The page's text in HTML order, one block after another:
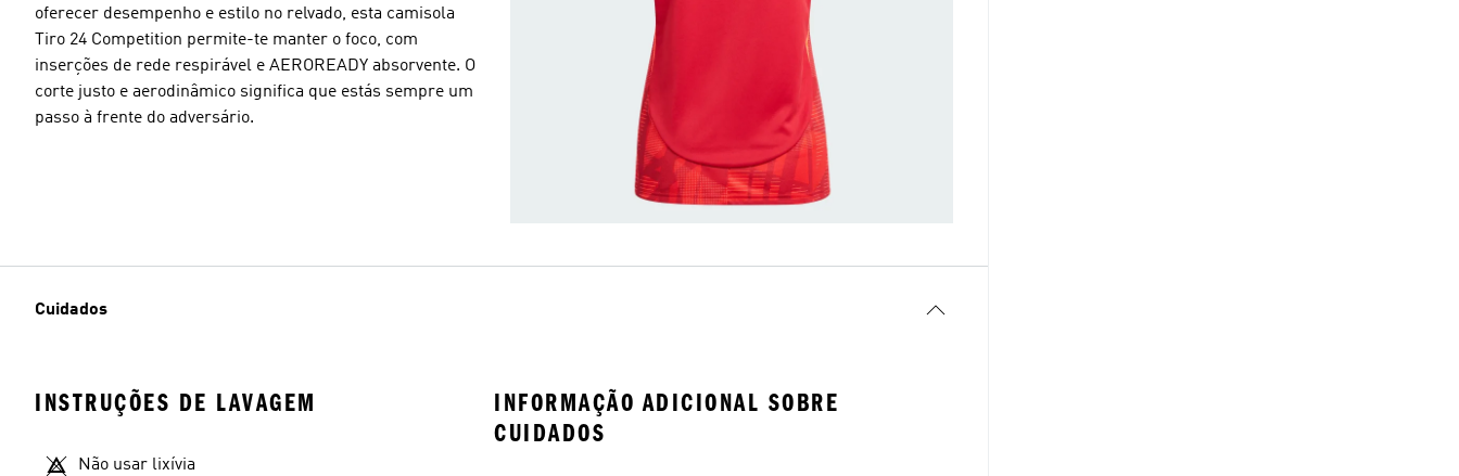
oferecer desempenho e estilo no relvado, esta camisola
Tiro 24 Competition permite-te manter o foco, com
inserções de rede respirável e AEROREADY absorvente. O
corte justo e aerodinâmico significa que estás sempre um
passo à frente do adversário.
Cuidados
INSTRUÇÕES DE LAVAGEM
Não usar lixívia
INFORMAÇÃO ADICIONAL SOBRE
CUIDADOS